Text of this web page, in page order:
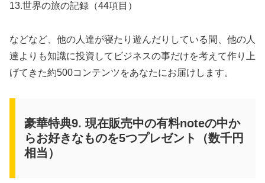
13.世界の旅の記録（44項目）
などなど、他の人達が寝たり遊んだりしている間、他の人
達よりも知識に投資してビジネスの事だけを考えて作り上
げてきた約500コンテンツをあなたにお届けします。
豪華特典9. 現在販売中の有料noteの中か
らお好きなものを5つプレゼント（数千円
相当）